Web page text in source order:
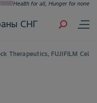
Health for all, Hunger for none
СНГ
Therapeutics, FUJIFILM